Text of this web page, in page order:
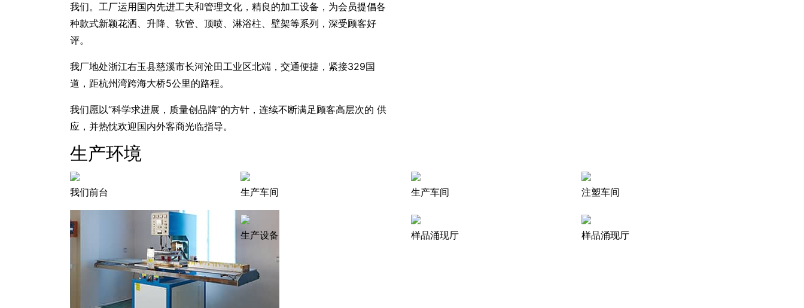
我们。工厂运用国内先进工夫和管理文化，精良的加工设备，为会员提倡各
种款式新颖花洒、升降、软管、顶喷、淋浴柱、壁架等系列，深受顾客好
评。
我厂地处浙江右玉县慈溪市长河沧田工业区北端，交通便捷，紧接329国
道，距杭州湾跨海大桥5公里的路程。
我们愿以“科学求进展，质量创品牌”的方针，连续不断满足顾客高层次的 供
应，并热忱欢迎国内外客商光临指导。
生产环境
我们前台 生产车间 生产车间 注塑车间
生产设备 样品涌现厅 样品涌现厅